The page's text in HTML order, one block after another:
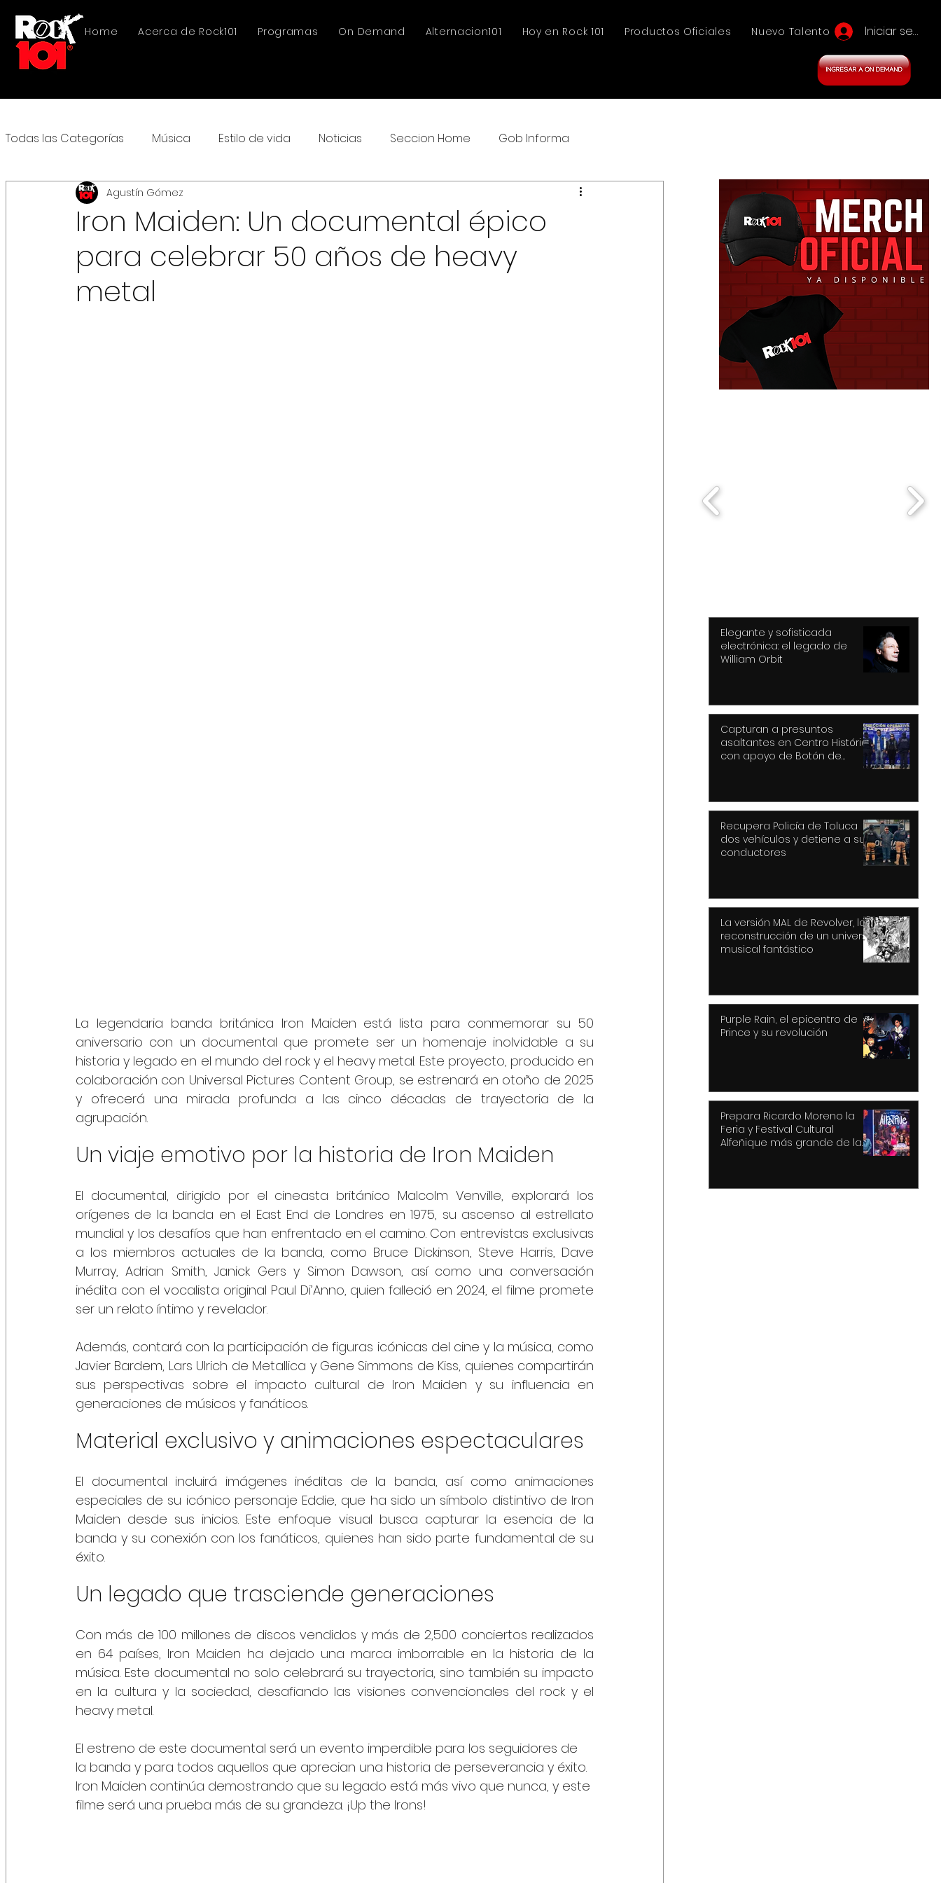
Home Acerca de Rock101 Programas On Demand Alternacion101 Hoy en Rock 101 Productos Oficiales Nuevo Talento Iniciar sesión
Todas las Categorías Música Estilo de vida Noticias Seccion Home Gob Informa
Iron Maiden: Un documental épico
para celebrar 50 años de heavy
metal
Agustín Gómez
La legendaria banda británica Iron Maiden está lista para conmemorar su 50
aniversario con un documental que promete ser un homenaje inolvidable a su
historia y legado en el mundo del rock y el heavy metal. Este proyecto, producido en
colaboración con Universal Pictures Content Group, se estrenará en otoño de 2025
y ofrecerá una mirada profunda a las cinco décadas de trayectoria de la
agrupación.
Un viaje emotivo por la historia de Iron Maiden
El documental, dirigido por el cineasta británico Malcolm Venville, explorará los
orígenes de la banda en el East End de Londres en 1975, su ascenso al estrellato
mundial y los desafíos que han enfrentado en el camino. Con entrevistas exclusivas
a los miembros actuales de la banda, como Bruce Dickinson, Steve Harris, Dave
Murray, Adrian Smith, Janick Gers y Simon Dawson, así como una conversación
inédita con el vocalista original Paul Di’Anno, quien falleció en 2024, el filme promete
ser un relato íntimo y revelador.
Además, contará con la participación de figuras icónicas del cine y la música, como
Javier Bardem, Lars Ulrich de Metallica y Gene Simmons de Kiss, quienes compartirán
sus perspectivas sobre el impacto cultural de Iron Maiden y su influencia en
generaciones de músicos y fanáticos.
Material exclusivo y animaciones espectaculares
El documental incluirá imágenes inéditas de la banda, así como animaciones
especiales de su icónico personaje Eddie, que ha sido un símbolo distintivo de Iron
Maiden desde sus inicios. Este enfoque visual busca capturar la esencia de la
banda y su conexión con los fanáticos, quienes han sido parte fundamental de su
éxito.
Un legado que trasciende generaciones
Con más de 100 millones de discos vendidos y más de 2,500 conciertos realizados
en 64 países, Iron Maiden ha dejado una marca imborrable en la historia de la
música. Este documental no solo celebrará su trayectoria, sino también su impacto
en la cultura y la sociedad, desafiando las visiones convencionales del rock y el
heavy metal.
El estreno de este documental será un evento imperdible para los seguidores de
la banda y para todos aquellos que aprecian una historia de perseverancia y éxito.
Iron Maiden continúa demostrando que su legado está más vivo que nunca, y este
filme será una prueba más de su grandeza. ¡Up the Irons!
Elegante y sofisticada
electrónica: el legado de
William Orbit
Capturan a presuntos
asaltantes en Centro Histórico
con apoyo de Botón de
Recupera Policía de Toluca
dos vehículos y detiene a sus
conductores
La versión MAL de Revolver, la
reconstrucción de un universo
musical fantástico
Purple Rain, el epicentro de
Prince y su revolución
Prepara Ricardo Moreno la
Feria y Festival Cultural
Alfeñique más grande de la